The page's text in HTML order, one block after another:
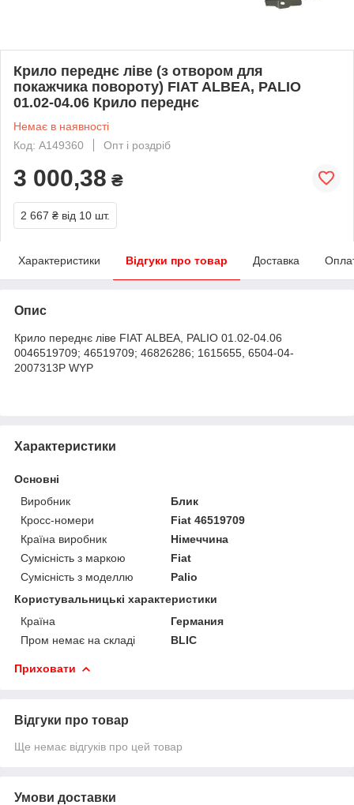
Крило переднє ліве (з отвором для
покажчика повороту) FIAT ALBEA, PALIO
01.02-04.06 Крило переднє
Немає в наявності
Код: A149360
Опт і роздріб
3 000,38 ₴
2 667 ₴ від 10 шт.
Характеристики Відгуки про товар Доставка
Опис
Крило переднє ліве FIAT ALBEA, PALIO 01.02-04.06
0046519709; 46519709; 46826286; 1615655, 6504-04-
2007313P WYP
Характеристики
Основні
Виробник
Блик
Кросс-номери
Fiat 46519709
Країна виробник
Німеччина
Сумісність з маркою
Fiat
Сумісність з моделлю
Palio
Користувальницькі характеристики
Країна
Германия
Пром немає на складі
BLIC
Приховати
Відгуки про товар
Ще немає відгуків про цей товар
Умови доставки